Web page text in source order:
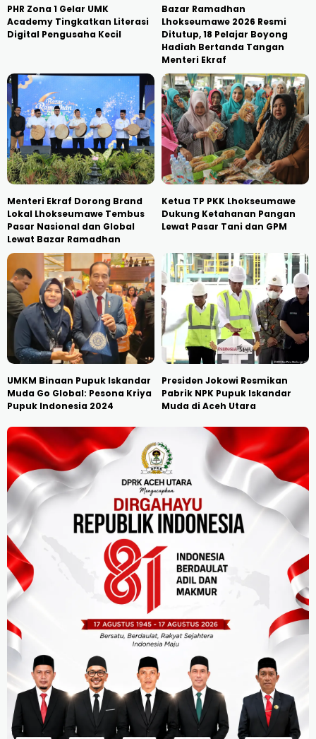
PHR Zona 1 Gelar UMK
Academy Tingkatkan Literasi
Digital Pengusaha Kecil
Bazar Ramadhan
Lhokseumawe 2026 Resmi
Ditutup, 18 Pelajar Boyong
Hadiah Bertanda Tangan
Menteri Ekraf
Menteri Ekraf Dorong Brand
Lokal Lhokseumawe Tembus
Pasar Nasional dan Global
Lewat Bazar Ramadhan
Ketua TP PKK Lhokseumawe
Dukung Ketahanan Pangan
Lewat Pasar Tani dan GPM
UMKM Binaan Pupuk Iskandar
Muda Go Global: Pesona Kriya
Pupuk Indonesia 2024
Presiden Jokowi Resmikan
Pabrik NPK Pupuk Iskandar
Muda di Aceh Utara